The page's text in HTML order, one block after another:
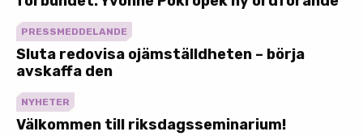
PRESSMEDDELANDE
Sluta redovisa ojämställdheten – börja
avskaffa den
NYHETER
Välkommen till riksdagsseminarium!